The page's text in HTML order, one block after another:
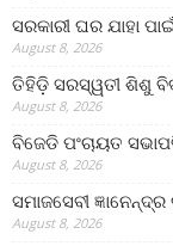
ସରକାରୀ ଘର ଯାହା
August 8, 2026
ତିହିଡି଼ ସରସ୍ୱତୀ ଶିଶୁ
August 8, 2026
ବିଜେଡି ପଂଚାୟତ
August 8, 2026
ସମାଜସେବୀ
August 8, 2026